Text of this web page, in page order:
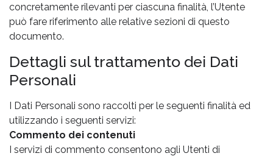
concretamente rilevanti per ciascuna finalità, l’Utente
può fare riferimento alle relative sezioni di questo
documento.
Dettagli sul trattamento dei Dati
Personali
I Dati Personali sono raccolti per le seguenti finalità ed
utilizzando i seguenti servizi:
Commento dei contenuti
I servizi di commento consentono agli Utenti di